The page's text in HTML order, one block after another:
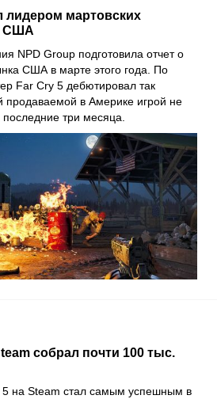
лидером мартовских
США
NPD Group подготовила отчет о
США в марте этого года. По
Far Cry 5 дебютировал так
продаваемой в Америке игрой не
три месяца.
собрал почти 100 тыс.
5 на Steam стал самым успешным в